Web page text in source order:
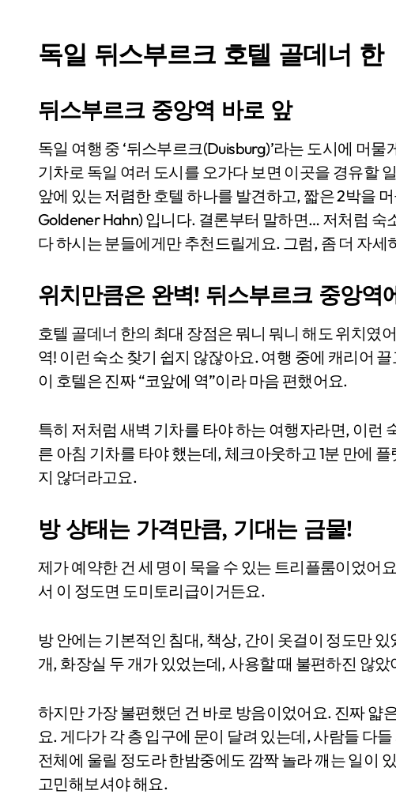
독일 뒤스부르크 호텔 골데너 한
뒤스부르크 중앙역 바로 앞
독일 여행 중 ‘뒤스부르크(Duisburg)’라는 도시에 머물게 되었어요. 많이 알려진 관광지는 아니지만,
기차로 독일 여러 도시를 오가다 보면 이곳을 경유할
앞에 있는 저렴한 호텔 하나를 발견하고, 짧은 2박을
Goldener Hahn) 입니다. 결론부터 말하면… 저처럼 숙
다 하시는 분들에게만 추천드릴게요. 그럼, 좀 더 자세
위치만큼은 완벽! 뒤스부르크 중앙역
호텔 골데너 한의 최대 장점은 뭐니 뭐니 해도 위치였
역! 이런 숙소 찾기 쉽지 않잖아요. 여행 중에 캐리어
이 호텔은 진짜 “코앞에 역”이라 마음 편했어요.
특히 저처럼 새벽 기차를 타야 하는 여행자라면, 이런
른 아침 기차를 타야 했는데, 체크아웃하고 1분 만에
지 않더라고요.
방 상태는 가격만큼, 기대는 금물!
제가 예약한 건 세 명이 묵을 수 있는 트리플룸이었어
서 이 정도면 도미토리급이거든요.
방 안에는 기본적인 침대, 책상, 간이 옷걸이 정도만
개, 화장실 두 개가 있었는데, 사용할 때 불편하진 않
하지만 가장 불편했던 건 바로 방음이었어요. 진짜 얇
요. 게다가 각 층 입구에 문이 달려 있는데, 사람들 다
전체에 울릴 정도라 한밤중에도 깜짝 놀라 깨는 일이
고민해보셔야 해요.